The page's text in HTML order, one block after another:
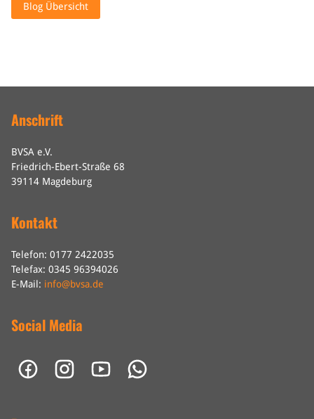
Blog Übersicht
Anschrift
BVSA e.V.
Friedrich-Ebert-Straße 68
39114 Magdeburg
Kontakt
Telefon: 0177 2422035
Telefax: 0345 96394026
E-Mail: info@bvsa.de
Social Media